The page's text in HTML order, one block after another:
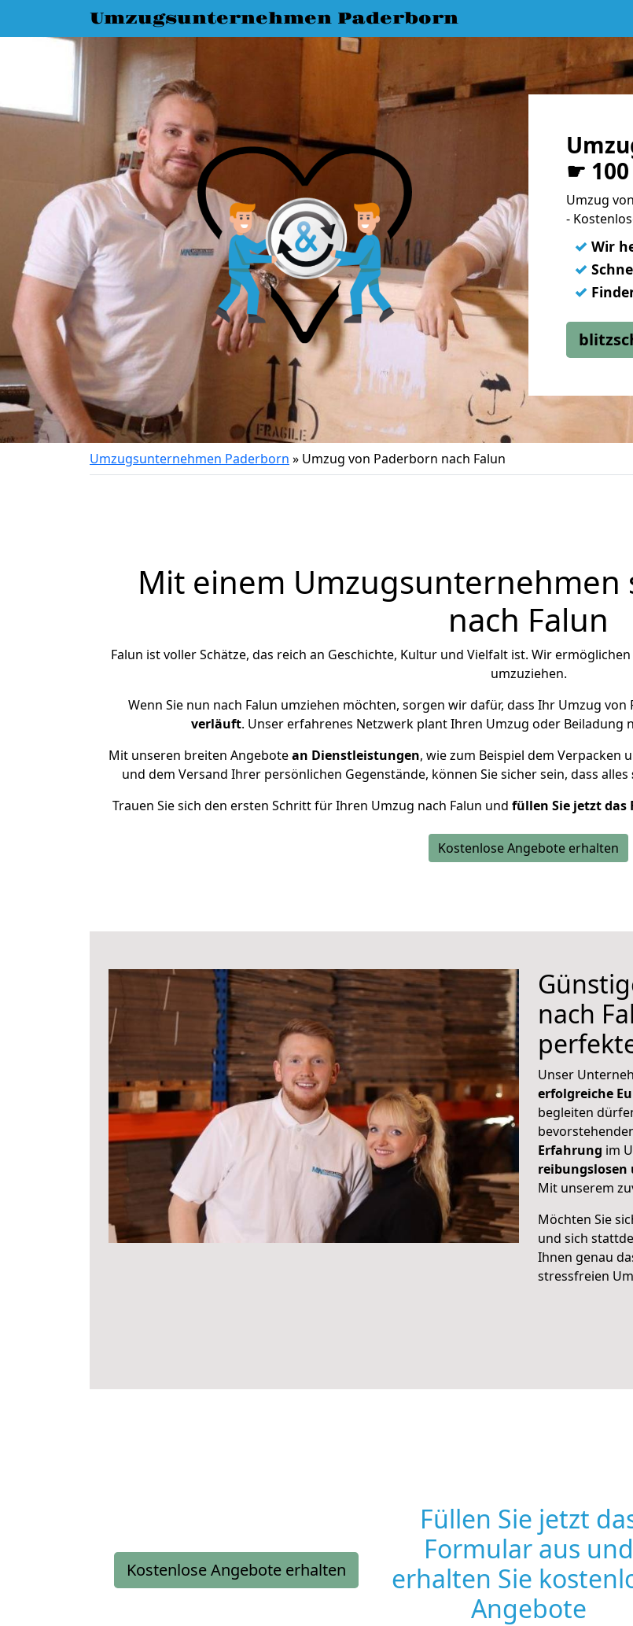
Umzugsunternehmen Paderborn
☛
Umzug
-
✓ Wir
✓
✓
Umzugsunternehmen Paderborn » Umzug von Paderborn nach Falun
Mit einem Umzugsunternehmen
nach Falun
Falun ist voller Schätze, das reich an Geschichte, Kultur und Vielfalt ist. Wir
umzuziehen.
Wenn Sie nun nach Falun umziehen möchten, sorgen wir dafür, dass Ihr Umzug von
verläuft. Unser erfahrenes Netzwerk plant Ihren Umzug oder Beiladung
Mit unseren breiten Angebotean Dienstleistungen, wie zum Beispiel dem Verpacken
und dem Versand Ihrer persönlichen Gegenstände, können Sie sicher sein, dass alles
Trauen Sie sich den ersten Schritt für Ihren Umzug nach Falun und füllen Sie jetzt das
Kostenlose Angebote erhalten
nach
Unser
erfolgreiche
begleiten
Erfahrung im
reibungslosen
Mit unserem
Möchten Sie
und sich
Ihnen genau
stressfreien
Kostenlose Angebote erhalten
Füllen Sie jetzt
Formular aus und
erhalten Sie
Angebote